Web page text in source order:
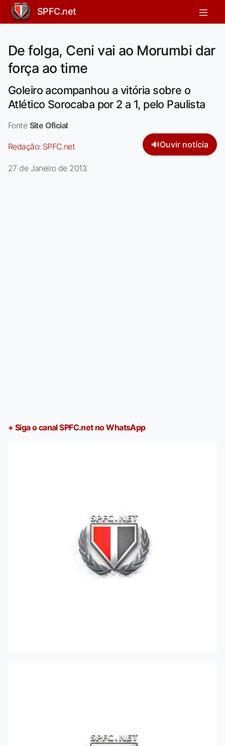
SPFC.net
De folga, Ceni vai ao Morumbi dar
força ao time
Goleiro acompanhou a vitória sobre o
Atlético Sorocaba por 2 a 1, pelo Paulista
Fonte Site Oficial
Redação: SPFC.net 🔊Ouvir notícia
27 de Janeiro de 2013
+ Siga o canal SPFC.net no WhatsApp